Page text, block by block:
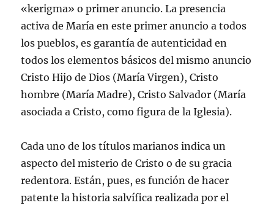
«kerigma» o primer anuncio. La presencia
activa de Marí­a en este primer anuncio a todos
los pueblos, es garantí­a de autenticidad en
todos los elementos básicos del mismo anuncio
Cristo Hijo de Dios (Marí­a Virgen), Cristo
hombre (Marí­a Madre), Cristo Salvador (Marí­a
asociada a Cristo, como figura de la Iglesia).
Cada uno de los tí­tulos marianos indica un
aspecto del misterio de Cristo o de su gracia
redentora. Están, pues, es función de hacer
patente la historia salví­fica realizada por el